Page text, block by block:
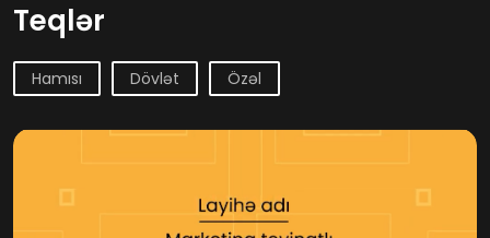
Teqlər
Hamısı Dövlət Özəl